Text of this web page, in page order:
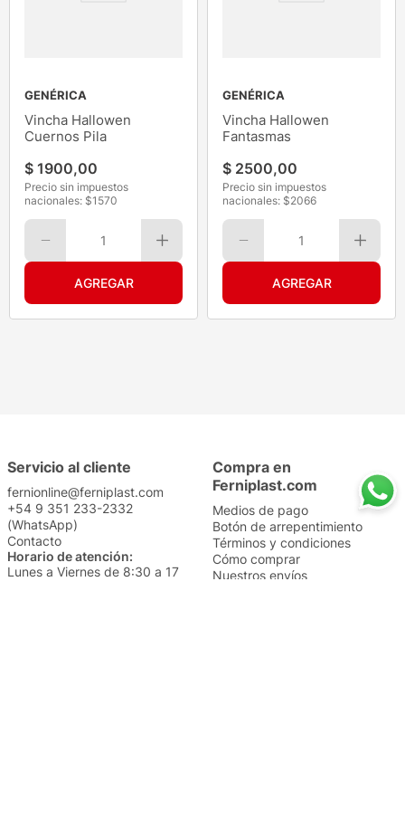
GENÉRICA
Vincha Hallowen
Cuernos Pila
$ 1900,00
Precio sin impuestos
nacionales: $1570
1
GENÉRICA
Vincha Hallowen
Fantasmas
$ 2500,00
Precio sin impuestos
nacionales: $2066
1
Servicio al cliente
fernionline@ferniplast.com
+54 9 351 233-2332
(WhatsApp)
Contacto
Horario de atención:
Lunes a Viernes de 8:30 a 17
Compra en
Ferniplast.com
Medios de pago
Botón de arrepentimiento
Términos y condiciones
Cómo comprar
Nuestros envíos